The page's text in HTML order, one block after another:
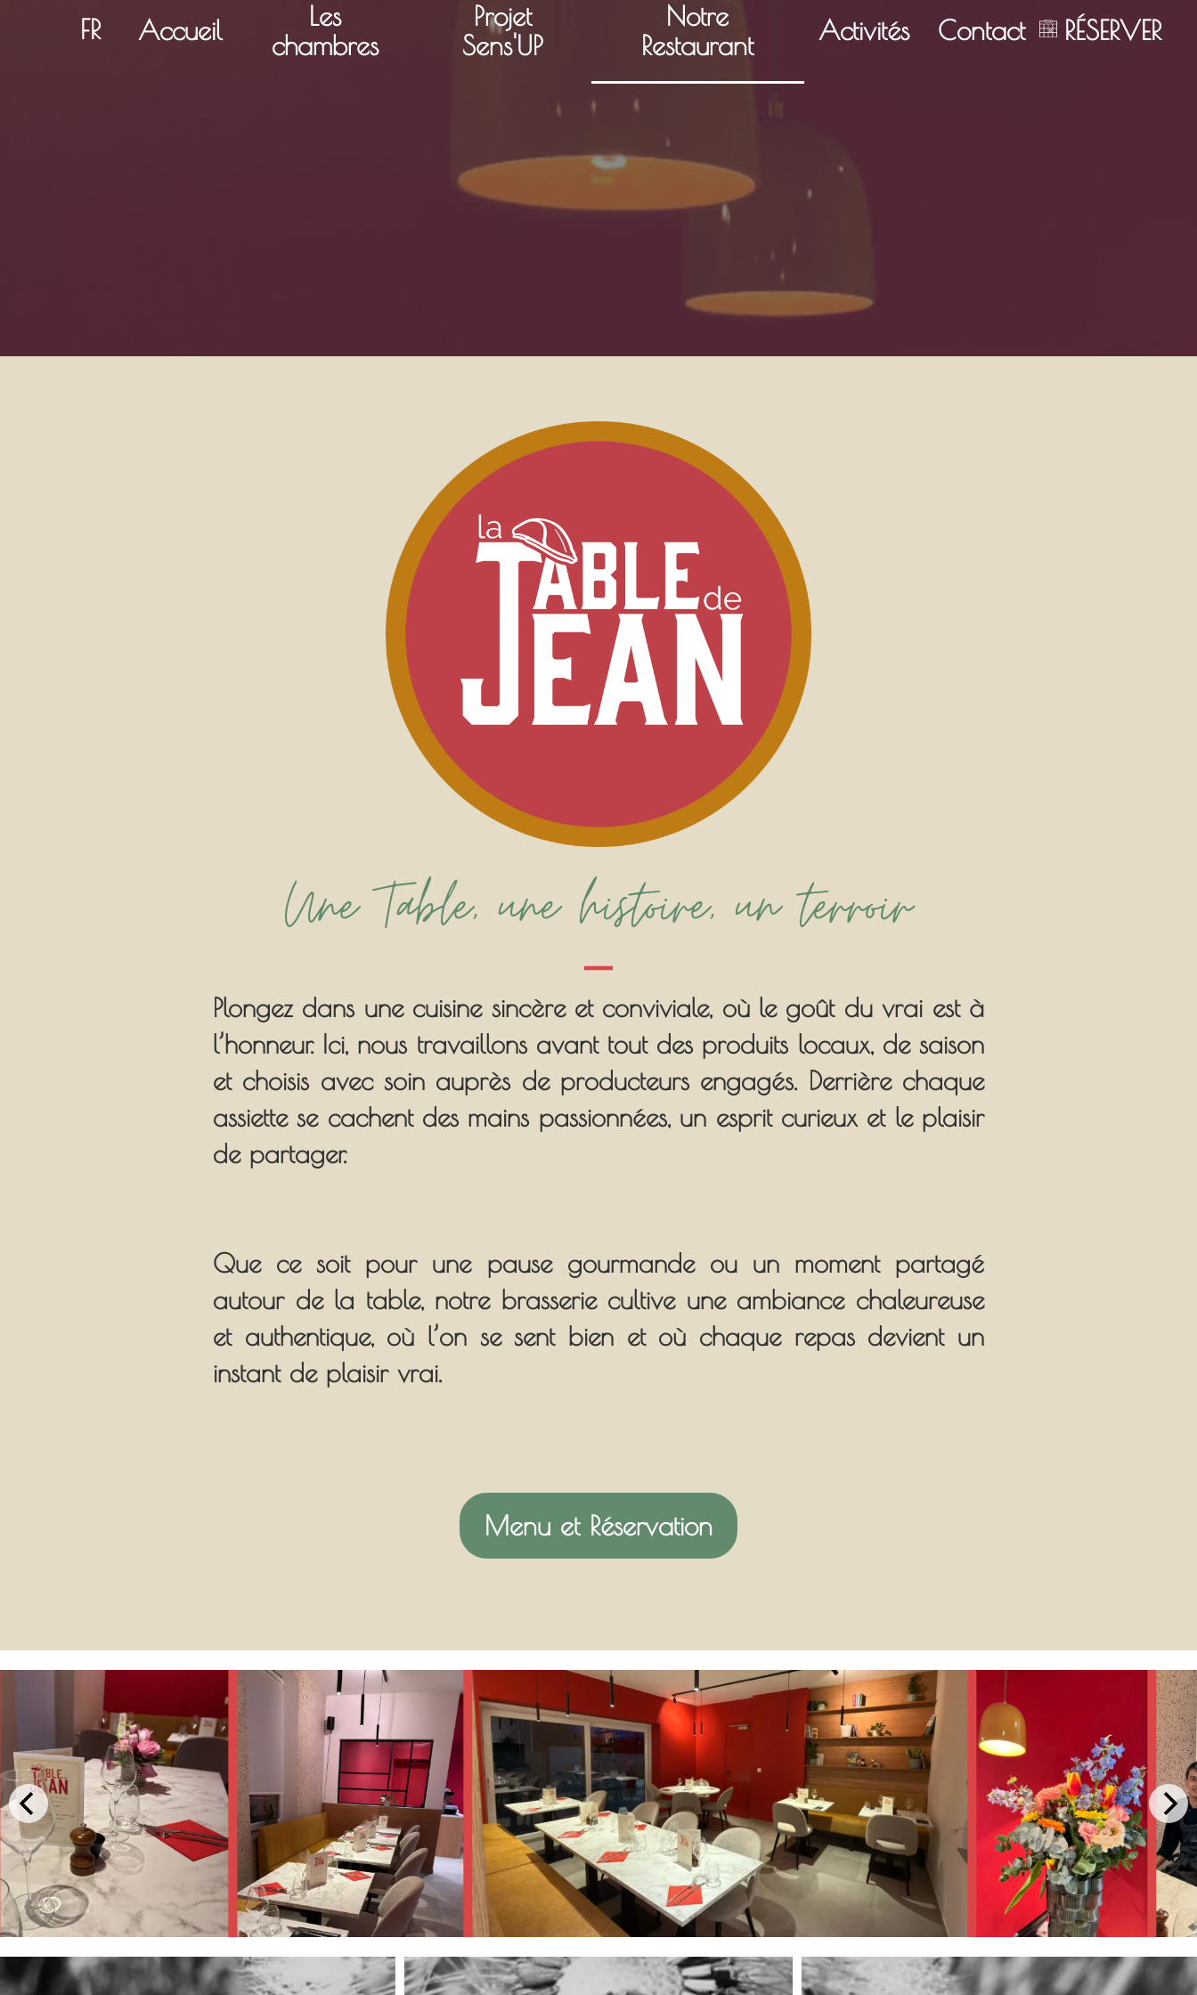
FR Accueil
Les
chambres
Projet
Sens'UP
Notre
Restaurant
Activités Contact RÉSERVER
Une Table, une histoire, un terroir
Plongez dans une cuisine sincère et conviviale, où le goût du vrai est à
l’honneur. Ici, nous travaillons avant tout des produits locaux, de saison
et choisis avec soin auprès de producteurs engagés. Derrière chaque
assiette se cachent des mains passionnées, un esprit curieux et le plaisir
de partager.
Que ce soit pour une pause gourmande ou un moment partagé
autour de la table, notre brasserie cultive une ambiance chaleureuse
et authentique, où l’on se sent bien et où chaque repas devient un
instant de plaisir vrai.
Menu et Réservation